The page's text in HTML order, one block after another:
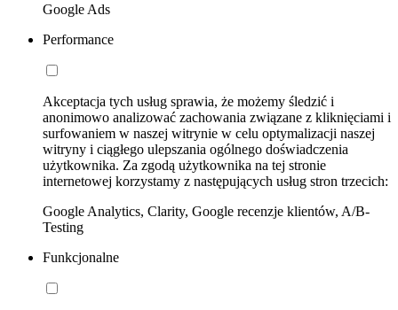
Google Ads
Performance
Akceptacja tych usług sprawia, że możemy śledzić i
anonimowo analizować zachowania związane z kliknięciami i
surfowaniem w naszej witrynie w celu optymalizacji naszej
witryny i ciągłego ulepszania ogólnego doświadczenia
użytkownika. Za zgodą użytkownika na tej stronie
internetowej korzystamy z następujących usług stron trzecich:
Google Analytics, Clarity, Google recenzje klientów, A/B-
Testing
Funkcjonalne